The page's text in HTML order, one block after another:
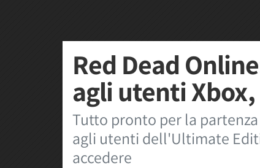
Red Dead
agli utenti
Tutto pronto per la
agli utenti dell'Ultimate
accedere